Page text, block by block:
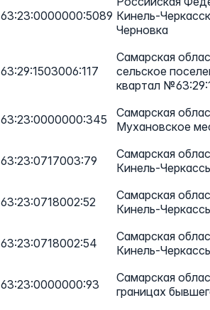
63:23:0000000:5089 Кинель-
Черновка
63:29:1503006:117
Самарская
сельское
квартал
63:23:0000000:345
Самарская
Мухановское
63:23:0717003:79
Самарская
Кинель-
63:23:0718002:52
Самарская
Кинель-
63:23:0718002:54
Самарская
Кинель-
63:23:0000000:93
Самарская
границах